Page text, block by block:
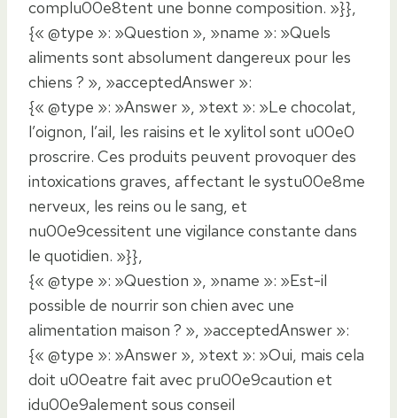
complu00e8tent une bonne composition. »}},
{« @type »: »Question », »name »: »Quels
aliments sont absolument dangereux pour les
chiens ? », »acceptedAnswer »:
{« @type »: »Answer », »text »: »Le chocolat,
l’oignon, l’ail, les raisins et le xylitol sont u00e0
proscrire. Ces produits peuvent provoquer des
intoxications graves, affectant le systu00e8me
nerveux, les reins ou le sang, et
nu00e9cessitent une vigilance constante dans
le quotidien. »}},
{« @type »: »Question », »name »: »Est-il
possible de nourrir son chien avec une
alimentation maison ? », »acceptedAnswer »:
{« @type »: »Answer », »text »: »Oui, mais cela
doit u00eatre fait avec pru00e9caution et
idu00e9alement sous conseil